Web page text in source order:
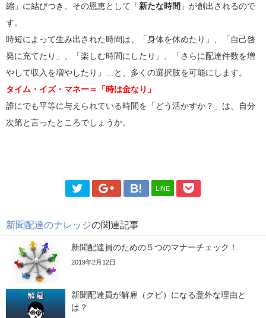
縮」に結びつき、その恩恵として「 新たな時間 」が創出されるので
す。
時短によって生み出された時間は、「身体を休めたり」、「自己啓
発に充てたり」、「楽しむ時間にしたり」、「さらに配達件数を増
やして収入を増やしたり」…と、多くの選択肢を可能にします。
タイム・イズ・マネー＝「時は金なり」
誰にでも平等に与えられている時間を「どう活かすか？」は、自分
次第と言ったところでしょうか。
LINE
新聞配達のナレッジの関連記事
新聞配達員のための５つのマナーチェック！
2019年2月12日
新聞配達員が解雇（クビ）になる意外な理由と
は？